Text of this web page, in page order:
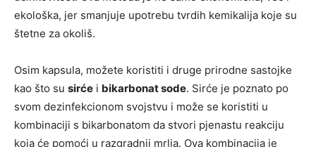
ekološka, jer smanjuje upotrebu tvrdih kemikalija koje su
štetne za okoliš.
Osim kapsula, možete koristiti i druge prirodne sastojke
kao što su sirće i bikarbonat sode. Sirće je poznato po
svom dezinfekcionom svojstvu i može se koristiti u
kombinaciji s bikarbonatom da stvori pjenastu reakciju
koja će pomoći u razgradnji mrlja. Ova kombinacija je